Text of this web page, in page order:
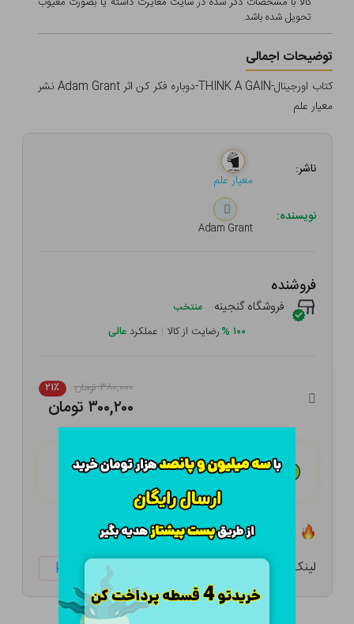
تحویل شده باشد.
توضیحات اجمالی
کتاب اورجینال-THINK A GAIN-دوباره فکر کن اثر Adam Grant نشر
معیار علم
ناشر:
معیار علم
نویسنده:
Adam Grant
فروشنده
فروشگاه گنجینه منتخب
۱۰۰ %رضایت از کالا | عملکرد عالی
۳۸۰,۰۰۰ تومان ۲۱٪
۳۰۰,۲۰۰ تومان
هـر قسط با تــرب‌پــی:۷۵,۰۵۰ تومان
لینک کوتاه: ketabtala.com/sbp-26325